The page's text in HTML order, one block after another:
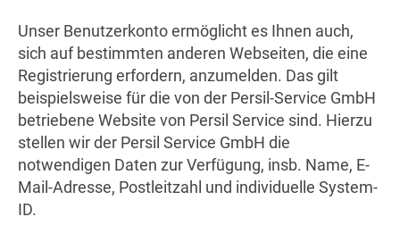
Unser Benutzerkonto ermöglicht es Ihnen auch,
sich auf bestimmten anderen Webseiten, die eine
Registrierung erfordern, anzumelden. Das gilt
beispielsweise für die von der Persil-Service GmbH
betriebene Website von Persil Service sind. Hierzu
stellen wir der Persil Service GmbH die
notwendigen Daten zur Verfügung, insb. Name, E-
Mail-Adresse, Postleitzahl und individuelle System-
ID.